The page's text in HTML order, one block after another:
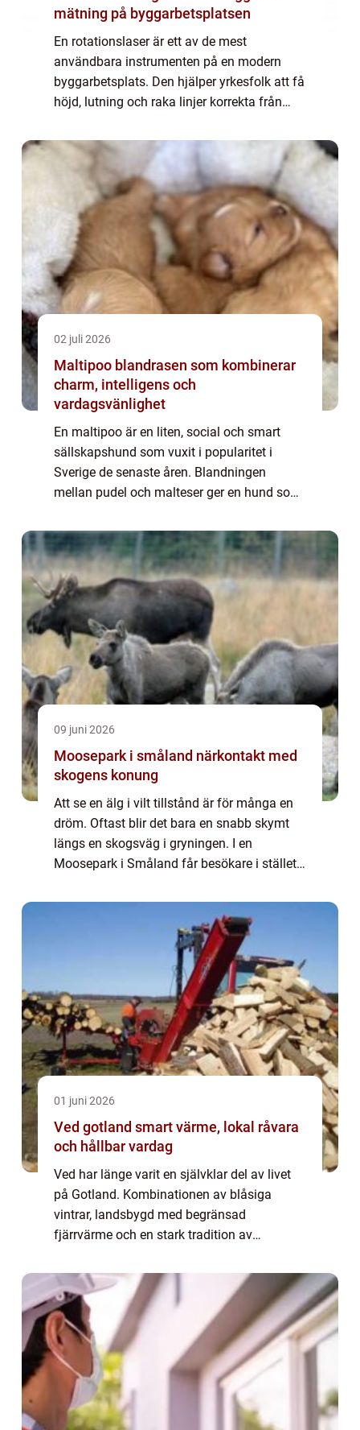
mätning på byggarbetsplatsen
En rotationslaser är ett av de mest
användbara instrumenten på en modern
byggarbetsplats. Den hjälper yrkesfolk att få
höjd, lutning och raka linjer korrekta från
grundläggning, form, gjutning, dränering
eller invändi...
02 juli 2026
Maltipoo blandrasen som kombinerar
charm, intelligens och
vardagsvänlighet
En maltipoo är en liten, social och smart
sällskapshund som vuxit i popularitet i
Sverige de senaste åren. Blandningen
mellan pudel och malteser ger en hund som
familjekär. Många uppskattar den både för
dess ...
09 juni 2026
Moosepark i småland närkontakt med
skogens konung
Att se en älg i vilt tillstånd är för många en
dröm. Oftast blir det bara en snabb skymt
längs en skogsväg i gryningen. I en
Moosepark i Småland får besökare i stället
med tid att både titta, fotografera oc...
01 juni 2026
Ved gotland smart värme, lokal råvara
och hållbar vardag
Ved har länge varit en självklar del av livet
på Gotland. Kombinationen av blåsiga
vintrar, landsbygd med begränsad
fjärrvärme och en stark tradition av
val. När man pratar om ved Gotland handlar
det inte b...